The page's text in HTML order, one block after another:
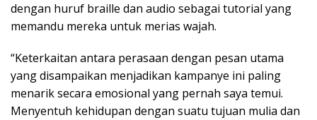
dengan huruf braille dan audio sebagai tutorial yang
memandu mereka untuk merias wajah.
“Keterkaitan antara perasaan dengan pesan utama
yang disampaikan menjadikan kampanye ini paling
menarik secara emosional yang pernah saya temui.
Menyentuh kehidupan dengan suatu tujuan mulia dan